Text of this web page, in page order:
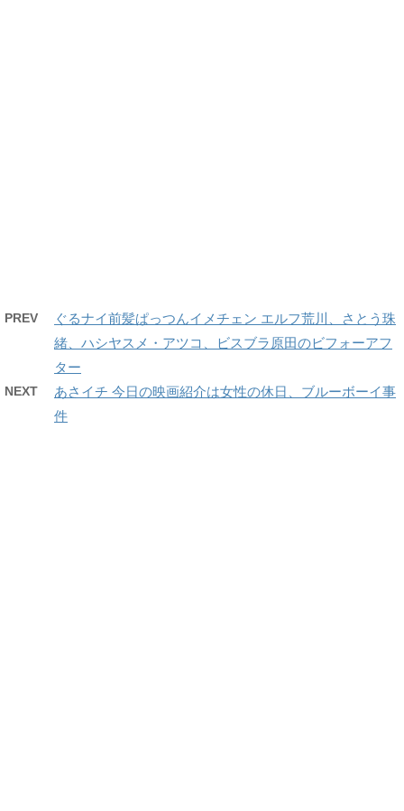
PREV
ぐるナイ前髪ぱっつんイメチェン エルフ荒川、さとう珠
緒、ハシヤスメ・アツコ、ビスブラ原田のビフォーアフ
ター
NEXT
あさイチ 今日の映画紹介は女性の休日、ブルーボーイ事
件